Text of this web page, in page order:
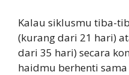
Kalau siklusmu tiba-
(kurang dari 21 hari)
dari 35 hari) secara
haidmu berhenti